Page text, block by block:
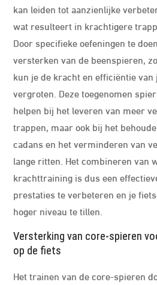
kan leiden tot aanzienlijke
wat resulteert in krachtigere
Door specifieke oefeningen te
versterken van de beenspieren,
kun je de kracht en efficiëntie van
vergroten. Deze toegenomen
helpen bij het leveren van meer
trappen, maar ook bij het
cadans en het verminderen van
lange ritten. Het combineren van
krachttraining is dus een
prestaties te verbeteren en je
hoger niveau te tillen.
Versterking van core-spieren
op de fiets
Het trainen van de core-spieren